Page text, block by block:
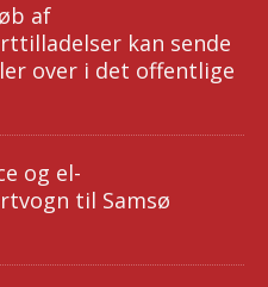
af
kan sende
over i det offentlige
og el-
til Samsø